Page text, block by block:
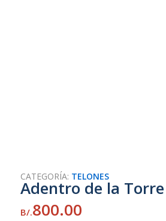
CATEGORÍA: TELONES
Adentro de la Torre
B/.800.00